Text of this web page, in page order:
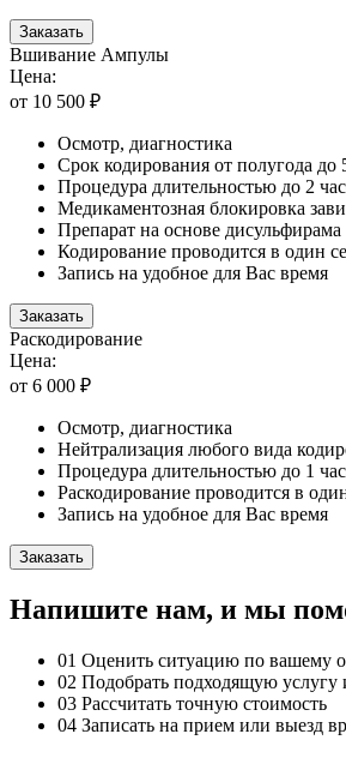
Заказать
Вшивание Ампулы
Цена:
от 10 500 ₽
Осмотр, диагностика
Срок кодирования от полугода до
Процедура длительностью до 2
Медикаментозная блокировка
Препарат на основе дисульфирама
Кодирование проводится в один
Запись на удобное для Вас время
Заказать
Раскодирование
Цена:
от 6 000 ₽
Осмотр, диагностика
Нейтрализация любого вида
Процедура длительностью до 1
Раскодирование проводится в
Запись на удобное для Вас время
Заказать
Напишите нам, и мы
01 Оценить ситуацию по вашему
02 Подобрать подходящую услугу
03 Рассчитать точную стоимость
04 Записать на прием или выезд